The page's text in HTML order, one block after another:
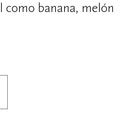
como banana, melón